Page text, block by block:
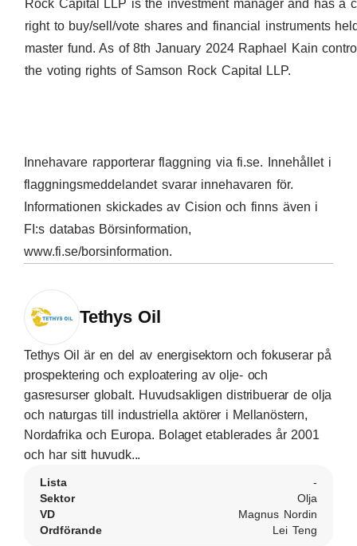
Rock Capital LLP is the investment manager and has a
right to buy/sell/vote shares and financial instruments
master fund. As of 8th January 2024 Raphael Kain
the voting rights of Samson Rock Capital LLP.
Innehavare rapporterar flaggning viafi.se. Innehållet i
flaggningsmeddelandet svarar innehavaren för.
Informationen skickades av Cision och finns även i
FI:s databas Börsinformation,
www.fi.se/borsinformation.
Tethys Oil
Tethys Oil är en del av energisektorn och fokuserar på
prospektering och exploatering av olje- och
gasresurser globalt. Huvudsakligen distribuerar de olja
och naturgas till industriella aktörer i Mellanöstern,
Nordafrika och Europa. Bolaget etablerades år 2001
och har sitt huvudk...
Lista
-
Sektor
Olja
VD
Magnus Nordin
Ordförande
Lei Teng